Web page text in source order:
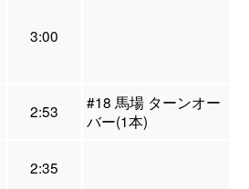
3:00
2:53
#18 馬場 ターンオー
バー(1本)
2:35